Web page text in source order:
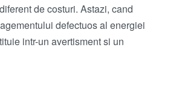
de costuri. Astazi, cand
defectuos al energiei
intr-un avertisment si un